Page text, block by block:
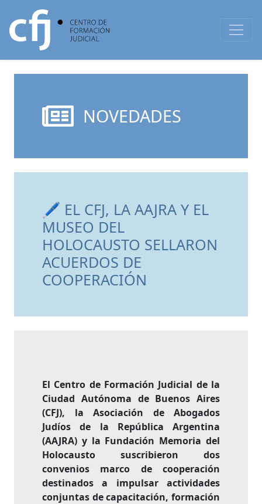
NOVEDADES
🖊️ EL CFJ, LA AAJRA Y EL
MUSEO DEL
HOLOCAUSTO SELLARON
ACUERDOS DE
COOPERACIÓN
El Centro de Formación Judicial de la
Ciudad Autónoma de Buenos Aires
(CFJ), la Asociación de Abogados
Judíos de la República Argentina
(AAJRA) y la Fundación Memoria del
Holocausto suscribieron dos
convenios marco de cooperación
destinados a impulsar actividades
conjuntas de capacitación, formación